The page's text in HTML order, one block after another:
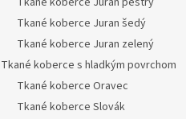
Tkané koberce Juran šedý
Tkané koberce Juran zelený
Tkané koberce s hladkým povrchom
Tkané koberce Oravec
Tkané koberce Slovák